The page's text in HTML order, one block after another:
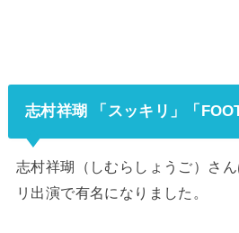
志村祥瑚 「スッキリ」「
志村祥瑚（しむらしょうご）さ
リ出演で有名になりました。